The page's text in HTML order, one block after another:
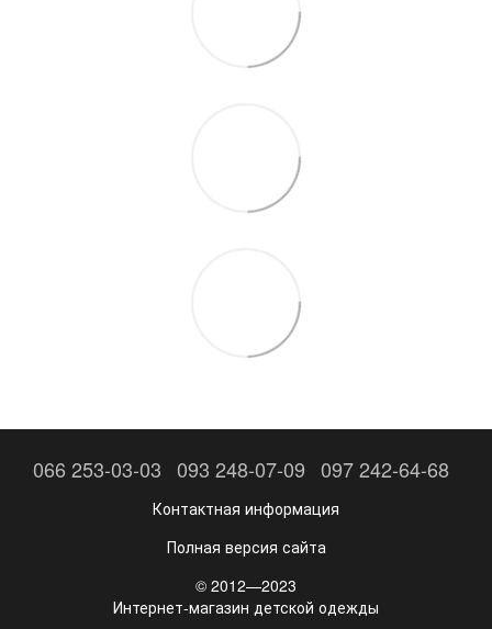
066 253-03-03 093 248-07-09 097 242-64-68
Контактная информация
Полная версия сайта
© 2012—2023
Интернет-магазин детской одежды